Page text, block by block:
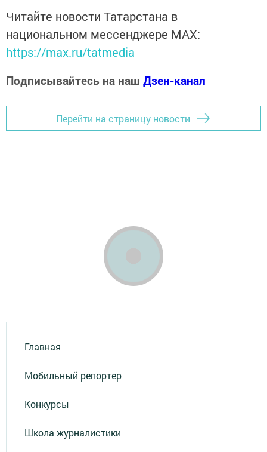
Читайте новости Татарстана в
национальном мессенджере MАХ:
https://max.ru/tatmedia
Подписывайтесь на наш Дзен-канал
Перейти на страницу новости
Главная
Мобильный репортер
Конкурсы
Школа журналистики